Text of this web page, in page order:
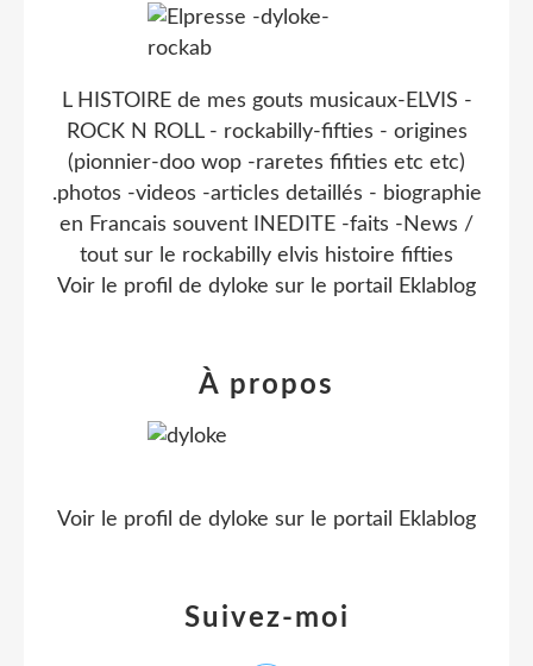
L HISTOIRE de mes gouts musicaux-ELVIS -
ROCK N ROLL - rockabilly-fifties - origines
(pionnier-doo wop -raretes fifities etc etc)
.photos -videos -articles detaillés - biographie
en Francais souvent INEDITE -faits -News /
tout sur le rockabilly elvis histoire fifties
Voir le profil de dyloke sur le portail Eklablog
Suivez-moi
À propos
Voir le profil de dyloke sur le portail Eklablog